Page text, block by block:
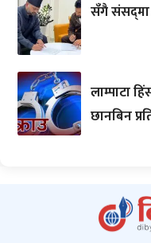
सँगै संसद्‌मा
लाम्पाटा
छानबिन